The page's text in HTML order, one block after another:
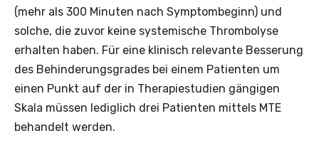
(mehr als 300 Minuten nach Symptombeginn) und
solche, die zuvor keine systemische Thrombolyse
erhalten haben. Für eine klinisch relevante Besserung
des Behinderungsgrades bei einem Patienten um
einen Punkt auf der in Therapiestudien gängigen
Skala müssen lediglich drei Patienten mittels MTE
behandelt werden.